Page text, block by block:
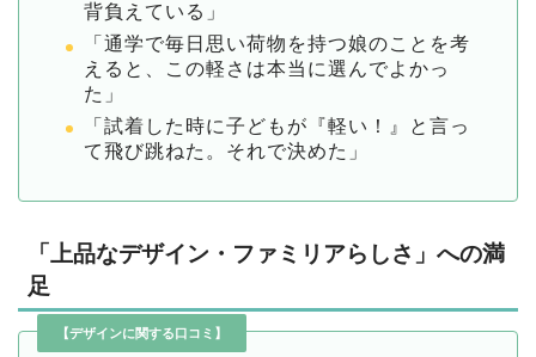
背負えている」
「通学で毎日思い荷物を持つ娘のことを考
えると、この軽さは本当に選んでよかっ
た」
「試着した時に子どもが『軽い！』と言っ
て飛び跳ねた。それで決めた」
「上品なデザイン・ファミリアらしさ」への満
足
【デザインに関する口コミ】